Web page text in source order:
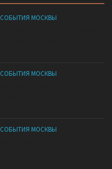
СОБЫТИЯ МОСКВЫ
СОБЫТИЯ МОСКВЫ
СОБЫТИЯ МОСКВЫ